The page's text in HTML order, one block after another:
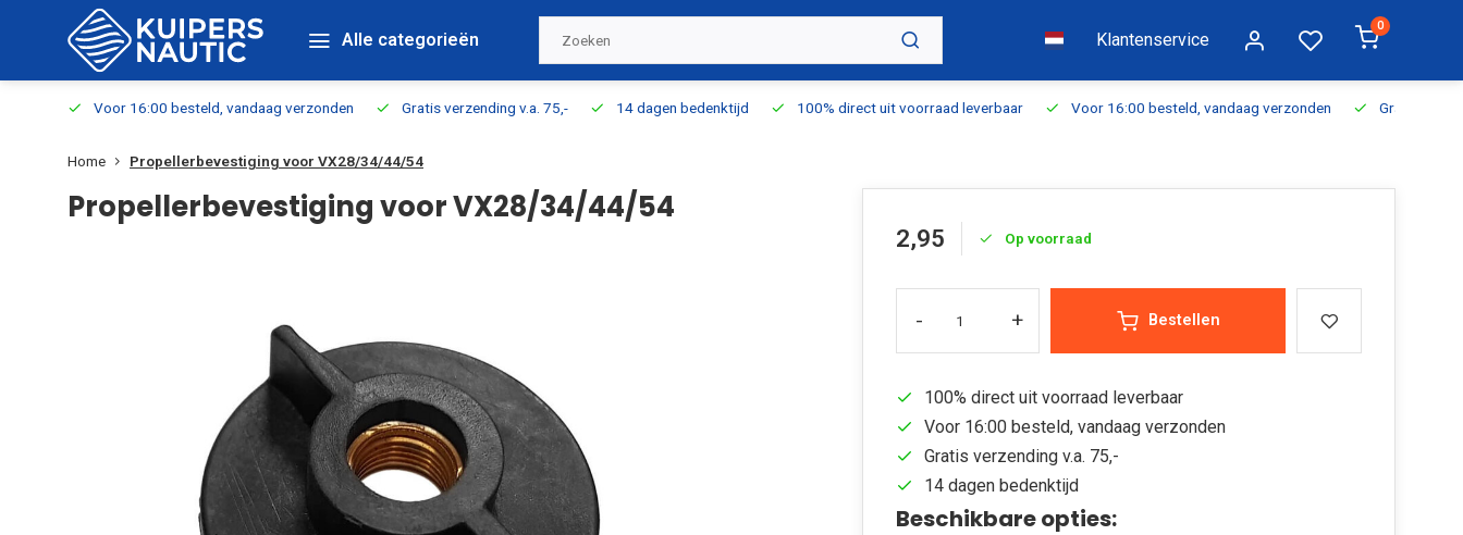
Alle categorieën Klantenservice
0
Voor 16:00 besteld, vandaag verzonden Gratis verzending v.a. 75,- 14 dagen bedenktijd 100% direct uit voorraad leverbaar Voor 16:00 besteld, vandaag verzonden Gratis
Home Propellerbevestiging voor VX28/34/44/54
Propellerbevestiging voor VX28/34/44/54
2,95 Op voorraad
- + Bestellen
100% direct uit voorraad leverbaar
Voor 16:00 besteld, vandaag verzonden
Gratis verzending v.a. 75,-
14 dagen bedenktijd
Beschikbare opties: